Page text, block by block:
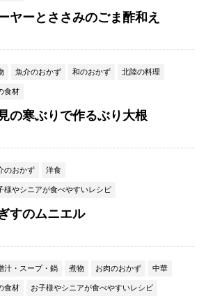
ヤーとささみのごま酢和え
魚介のおかず 和のおかず 北陸の料理
食材
の寒ぶりで作るぶり大根
のおかず 洋食
様やシニアが食べやすいレシピ
すのムニエル
汁・スープ・鍋 煮物 お肉のおかず 中華
食材 お子様やシニアが食べやすいレシピ